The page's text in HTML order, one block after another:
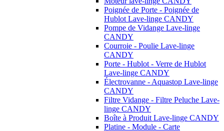
Poignée de Porte - Poignée de
Hublot Lave-linge CANDY
Pompe de Vidange Lave-linge
CANDY
Courroie - Poulie Lave-linge
CANDY
Porte - Hublot - Verre de Hublot
Lave-linge CANDY
Électrovanne - Aquastop Lave-linge
CANDY
Filtre Vidange - Filtre Peluche Lave-
linge CANDY
Boîte à Produit Lave-linge CANDY
Platine - Module - Carte